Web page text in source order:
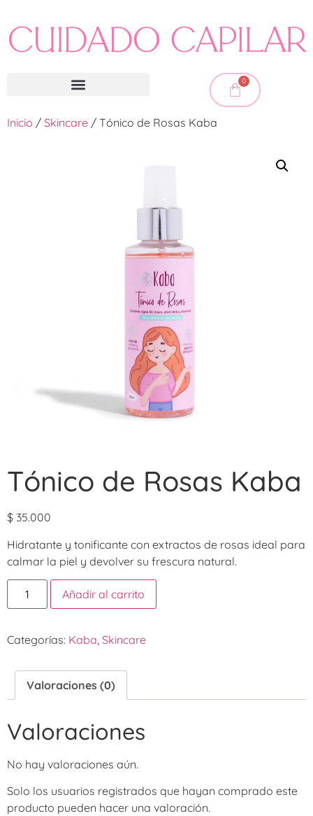
0
Inicio / Skincare / Tónico de Rosas Kaba
Tónico de Rosas Kaba
$ 35.000
Hidratante y tonificante con extractos de rosas ideal para
calmar la piel y devolver su frescura natural.
Añadir al carrito
Categorías: Kaba Skincare
Valoraciones (0)
Valoraciones
No hay valoraciones aún.
Solo los usuarios registrados que hayan comprado este
producto pueden hacer una valoración.